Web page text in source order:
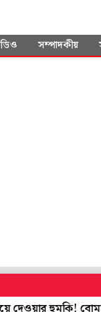
সম্পাদকীয়